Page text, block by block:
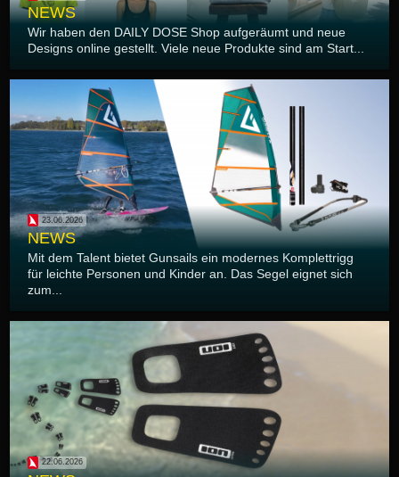
NEWS
Wir haben den DAILY DOSE Shop aufgeräumt und neue
Designs online gestellt. Viele neue Produkte sind am Start...
23.06.2026
NEWS
Mit dem Talent bietet Gunsails ein modernes Komplettrigg
für leichte Personen und Kinder an. Das Segel eignet sich
zum...
22.06.2026